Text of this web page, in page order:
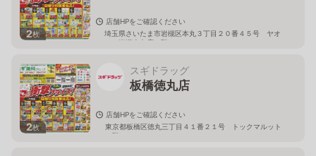
2枚
店舗HPをご確認ください
埼玉県さいたま市岩槻区本丸３丁目２０番４５号 ヤオ
コー岩槻本丸店２階
2枚
スギドラッグ
板橋徳丸店
店舗HPをご確認ください
東京都板橋区徳丸三丁目４１番２１号 トックマルット
１階